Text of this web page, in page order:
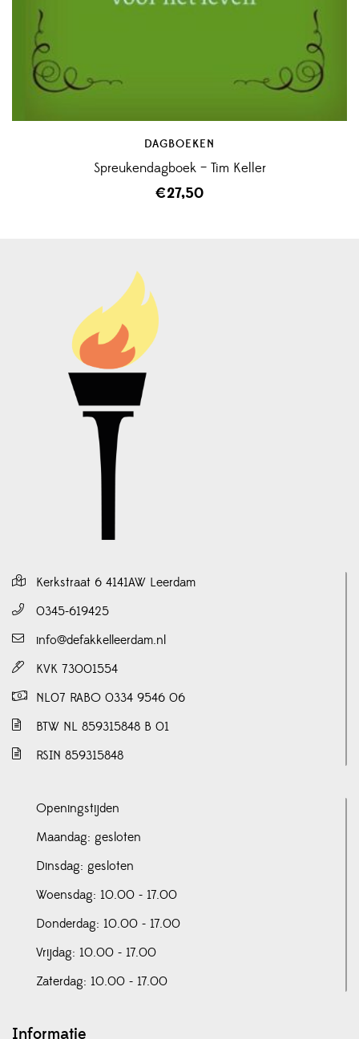
DAGBOEKEN
Spreukendagboek – Tim Keller
€27,50
Kerkstraat 6 4141AW Leerdam
0345-619425
info@defakkelleerdam.nl
KVK 73001554
NL07 RABO 0334 9546 06
BTW NL 859315848 B 01
RSIN 859315848
Openingstijden
Maandag: gesloten
Dinsdag: gesloten
Woensdag: 10.00 - 17.00
Donderdag: 10.00 - 17.00
Vrijdag: 10.00 - 17.00
Zaterdag: 10.00 - 17.00
Informatie